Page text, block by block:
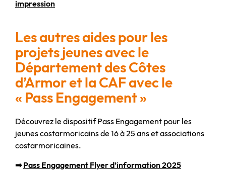
impression
Les autres aides pour les
projets jeunes avec le
Département des Côtes
d’Armor et la CAF avec le
« Pass Engagement »
Découvrez le dispositif Pass Engagement pour les
jeunes costarmoricains de 16 à 25 ans et associations
costarmoricaines.
➡Pass Engagement Flyer d’information 2025